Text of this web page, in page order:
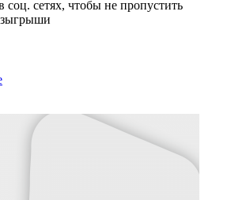
сетях, чтобы не пропустить